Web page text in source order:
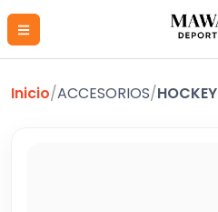
Inicio/ACCESORIOS/HOCKEY